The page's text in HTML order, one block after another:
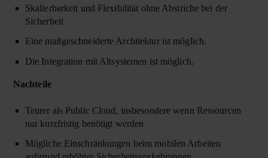
Skalierbarkeit und Flexibilität ohne Abstriche bei der
Sicherheit
Eine maßgeschneiderte Architektur ist möglich.
Die Integration mit Altsystemen ist möglich.
Nachteile
Teurer als Public Cloud, insbesondere wenn Ressourcen
nur kurzfristig benötigt werden
Mögliche Einschränkungen beim mobilen Arbeiten